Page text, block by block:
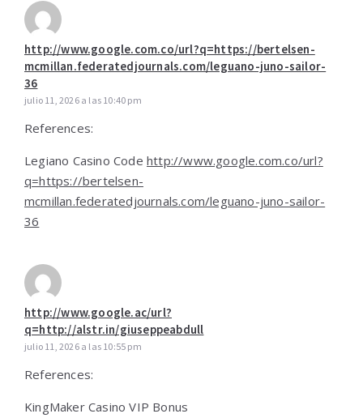
http://www.google.com.co/url?q=https://bertelsen-
mcmillan.federatedjournals.com/leguano-juno-sailor-
36
julio 11, 2026 a las 10:40 pm
References:
Legiano Casino Code http://www.google.com.co/url?
q=https://bertelsen-
mcmillan.federatedjournals.com/leguano-juno-sailor-
36
http://www.google.ac/url?
q=http://alstr.in/giuseppeabdull
julio 11, 2026 a las 10:55 pm
References:
KingMaker Casino VIP Bonus